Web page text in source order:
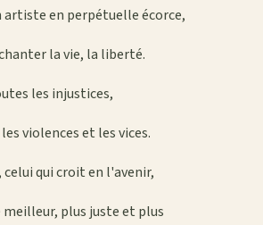
artiste en perpétuelle écorce,
la vie, la liberté.
les injustices,
violences et les vices.
celui qui croit en l'avenir,
meilleur, plus juste et plus